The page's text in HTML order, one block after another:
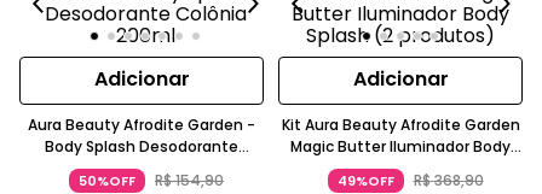
Adicionar
Aura Beauty Afrodite Garden -
Body Splash Desodorante
Colônia 200ml
50%OFF R$154,90
Adicionar
Kit Aura Beauty Afrodite Garden
Magic Butter Iluminador Body
Splash (2 produtos)
49%OFF R$368,90